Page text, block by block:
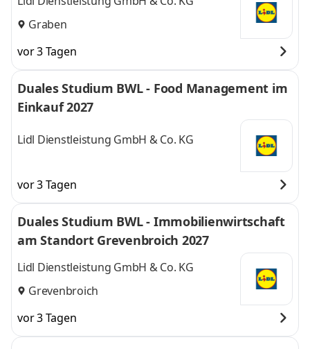
Graben
vor 3 Tagen
Duales Studium BWL - Food Management im
Einkauf 2027
Lidl Dienstleistung GmbH & Co. KG
vor 3 Tagen
Duales Studium BWL - Immobilienwirtschaft
am Standort Grevenbroich 2027
Lidl Dienstleistung GmbH & Co. KG
Grevenbroich
vor 3 Tagen